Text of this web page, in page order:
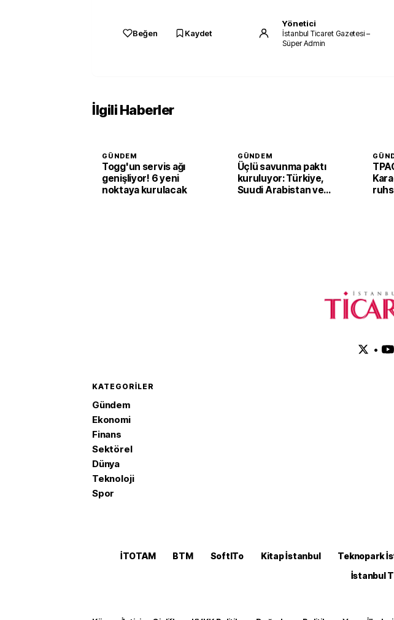
Beğen Kaydet
Yönetici
İstanbul Ticaret Gazetesi –
Süper Admin
İlgili Haberler
GÜNDEM
Togg'un servis ağı
genişliyor! 6 yeni
noktaya kurulacak
GÜNDEM
Üçlü savunma paktı
kuruluyor: Türkiye,
Suudi Arabistan ve
•
KATEGORILER
Gündem
Ekonomi
Finans
Sektörel
Dünya
Teknoloji
Spor
İTOTAM BTM SoftITo Kitap İstanbul Teknopark
İstanbul